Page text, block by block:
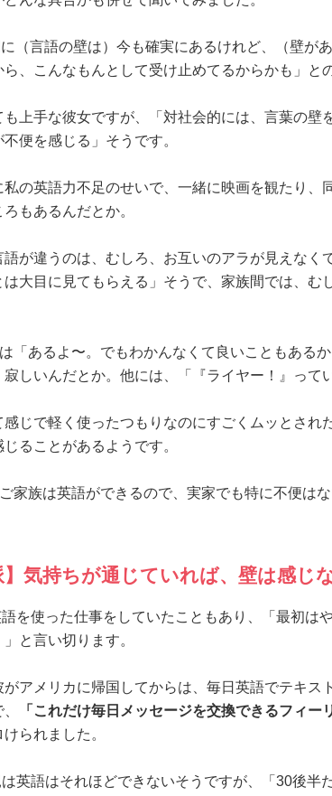
（言語の壁は）今も確実にあるけれど、（壁が
、こんなもんとして受け止めてるからかも」と
上手な彼女ですが、「対社会的には、言葉の壁
便を感じる」そうです。
私の英語力不足のせいで、一緒に映画を観たり、
もあるんだとか。
が違うのは、むしろ、お互いのアラが見えなく
大目に見てもらえる」そうで、家族間では、む
「あるよ〜。でもわかんなくて良いこともある
しいんだとか。他には、「『ライヤー！』って
感じで軽く使ったつもりなのにすごくムッとされ
ることがあるようです。
家族は英語ができるので、実家でも特に不便はな
】気持ちが通じていれば、壁は感じ
を使った仕事をしていたこともあり、「最初は
と言い切ります。
がアメリカに帰国してからは、毎日英語でテキス
「これだけ毎日メッセージを交換できるフィ
けられました。
英語はそれほどできないそうですが、「30後半